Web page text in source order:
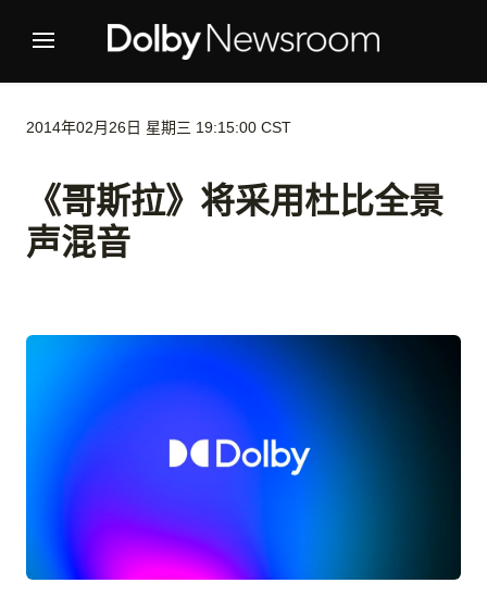
2014年02月26日 星期三 19:15:00 CST
《哥斯拉》将采用杜比全景
声混音